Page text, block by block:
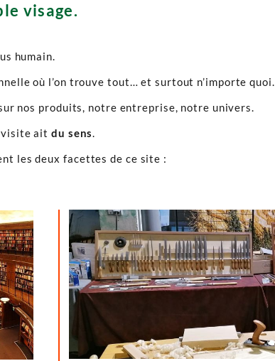
visage.
humain.
où l’on trouve tout… et surtout n’importe quoi.
nos produits, notre entreprise, notre univers.
visite aitdu sens.
les deux facettes de ce site :